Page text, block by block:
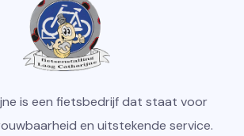
is een fietsbedrijf dat staat voor
en uitstekende service.